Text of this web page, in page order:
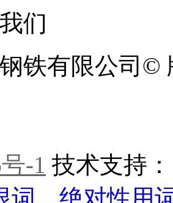
们
铁有限公司©
-1 技术支持